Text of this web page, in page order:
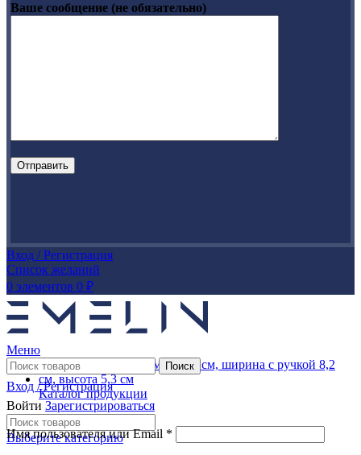
Ваше сообщение (не обязательно)
Вход / Регистрация
Список желаний
0 элементов 0 ₽
Каталог продукции
Выберите категорию
Меню
Поиск
Вход / Регистрация
Войти Зарегистрироваться
Имя пользователя или Email *